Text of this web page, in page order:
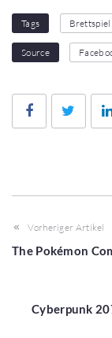
Tags Brettspiel
Source
Facebook
Vorheriger Artikel
The Pokémon
Cyberpunk